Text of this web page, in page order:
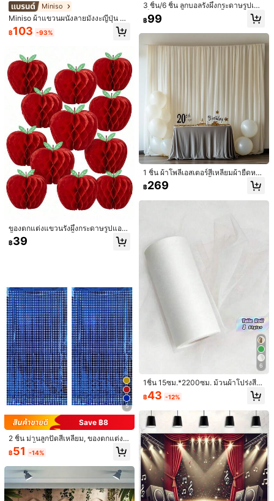
4.93 1.1K ผู้ติดตาม
1.1K ผู้ติดตาม
4.93 1.1K ผู้ติดตาม
4.93 1.1K ผู้ติดตาม
4.93 1.1K ผู้ติดตาม
4.93 1.1K ผู้ติดตาม
ประกอบง่าย (4000+) คุณภาพดี (1000+) เหมือนในรูป (900+) สวย
แนะนำ อุปกรณ์สำนักงาน & อุปกรณ์การเรียน เครื่องมือและการปรับปรุงบ้าน
Save ฿6
กไม้สีพาสเทลและข้อความ "Happy Bir
thday" สีทอง, สไตล์สดชื่นและเก๋ไก๋สำห
รับการถ่ายภาพในงานวันเกิด, เหมาะสำ
฿123
Save ฿2
1 ชิ้น ป้ายพื้นหลังงานปาร์ตีวันเกิดลายม
งกุฎและลูกโป่งที่ เรียบหรู เหมาะสำหรับ
การตกแต่งพื้นหลังงานปาร์ตี้ การเฉลิม
ฉลองและวันครบรอบวันเกิด พร้อมแขว
น ใช้ได้ทั้งในร่มและกลางแจ้ง
ลูกค้ากลับมาซื้อซ้ำ!
฿57 -3%
ค์, เหมาะสำหรับซุ้มงานแต่งงาน, ตกแต่
งบ้าน, พื้นหลังห้องปาร์ตี้วันเกิด/งานแต่
งงาน, พื้นหลังพิธี, ตกแต่งโต๊ะอาหาร, ผ้
าปูโต๊ะ, อุปกรณ์ถ่ายภาพ, ผ้าโปร่งสีพื้น,
ตกแต่งคริสต์มาส, ตกแต่งห้องคริสต์มา
ส, ฯลฯ, สวยงาม
#1 ขายดี
#1 ขายดี
ลูกค้ากลับมาซื้อซ้ำ!
#1 ขายดี
ลูกค้ากลับมาซื้อซ้ำ!
ลูกค้ากลับมาซื้อซ้ำ!
69
1 ชิ้น ฉากหลังถ่ายภาพตกแต่งปาร์ตี้ท้อ
งฟ้าสีน้ำเงินเมฆสีขาว ธีมการ์ตูน ฉากห
ลังถ่ายภาพตกแต่งปาร์ตี้วันเกิด ป้ายตก
แต่งปาร์ตี้ อุปกรณ์ปาร์ตี้ ผ้าโพลีเอสเตอ
ร์
฿106 -3%
Miniso
Miniso ผ้าแขวนผนังลายมังงะญี่ปุ่น Na
ruto Uchiha Itachi ดีไซน์ชุด Akatsuk
i เท่ๆ ผ้าพื้นหลังสำหรับห้องเกม ตกแต่ง
฿103 -93%
ของตกแต่งแขวนรังผึ้งกระดาษรูปแอปเ
ปิ้ลสีแดงขนาด 4.7 นิ้ว, ของตกแต่งห้อ
งเรียนแอปเปิ้ลกลับสู่โรงเรียน, ของตกแ
ขวนทางเดินห้องเรียน, งานปาร์ตี้ต้อนรั
บกลับสู่โรงเรียน, ของตกแต่งแขวนเพด
านห้องเรียน, ของตกแต่งการรับสมัครนั
กเรียนใหม่
฿39
5
Save ฿8
2 ชิ้น ม่านลูกปัดสี่เหลี่ยม, ของตกแต่งง
านปาร์ตี้, อุปกรณ์ประกอบฉากงานแต่ง
งานวันเกิด
฿51 -14%
3 ชิ้น/6 ชิ้น ลูกบอลรังผึ้งกระดาษรูปเห็ด
เล็ก, ของตกแต่งงานปาร์ตี้ธีมป่าในเทพ
นิยาย, งานเลี้ยงอาบน้ำ, งานแต่งงาน,
ของตกแต่งแขวนงานวันเกิด, ห้องเรีย
น, ของตกแต่งสวน, การจัดแสดงกลางโ
ต๊ะ
฿99
1 ชิ้น ผ้าโพลีเอสเตอร์สี่เหลี่ยมผ้ายืดหยุ่
น ผ้าม่าน ผ้าปูโต๊ะ สีน้ำเงินเข้ม ชมพู แ
ดง เบจ ฟ้าอ่อน ม่วง สำหรับตกแต่งงาน
฿269
6
1ชิ้น 15ซม.*2200ซม. ม้วนผ้าโปร่งสีข
าวสำหรับตกแต่งงานแต่งงาน DIY, ปา
ร์ตี้และกระโปรงโต๊ะ, ตกแต่งงานปาร์ตี้
฿43 -12%